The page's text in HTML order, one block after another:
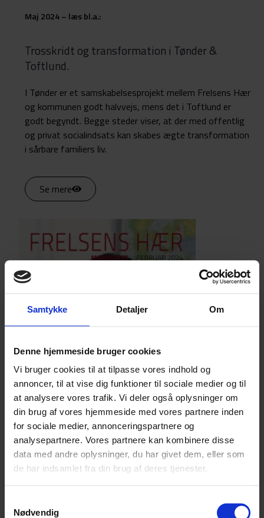
Samtykke Detaljer Om
Denne hjemmeside bruger cookies
Vi bruger cookies til at tilpasse vores indhold og
annoncer, til at vise dig funktioner til sociale medier og til
at analysere vores trafik. Vi deler også oplysninger om
din brug af vores hjemmeside med vores partnere inden
for sociale medier, annonceringspartnere og
analysepartnere. Vores partnere kan kombinere disse
data med andre oplysninger, du har givet dem, eller som
de har indsamlet fra din brug af deres tjenester.
Nødvendig
Maj 2024 – læs bl.a.:
Trosskridt og transformation i Tønder &
Toftlund.
I Tønder er et samskabelsesprojekt mellem Frelsens Hær
og kommunen godt halvvejs, mens det i Toftlund er
godt begyndt. Begge steder viser, at der med offentlig
og privat socialindsats kan skabes ægte transformation
i sårbare familiers liv.
Se mere